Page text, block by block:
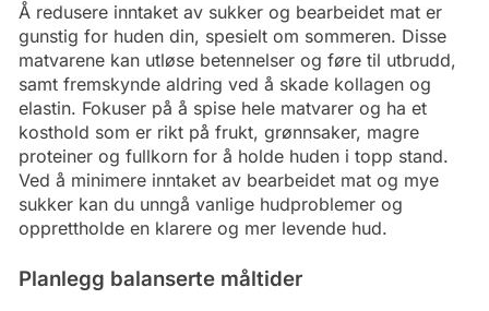
Å redusere inntaket av sukker og bearbeidet mat er
gunstig for huden din, spesielt om sommeren. Disse
matvarene kan utløse betennelser og føre til utbrudd,
samt fremskynde aldring ved å skade kollagen og
elastin. Fokuser på å spise hele matvarer og ha et
kosthold som er rikt på frukt, grønnsaker, magre
proteiner og fullkorn for å holde huden i topp stand.
Ved å minimere inntaket av bearbeidet mat og mye
sukker kan du unngå vanlige hudproblemer og
opprettholde en klarere og mer levende hud.
Planlegg balanserte måltider